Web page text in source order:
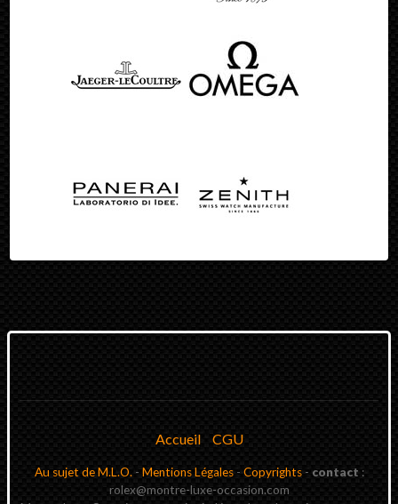
Accueil CGU
Au sujet de M.L.O.- Mentions Légales- Copyrights- contact :
rolex@montre-luxe-occasion.com